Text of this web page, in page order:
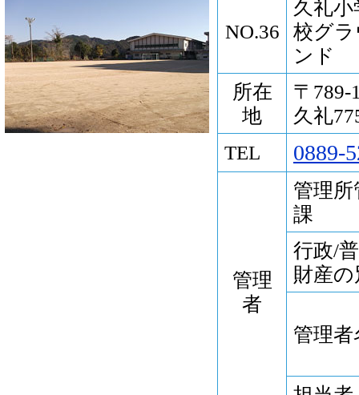
NO.36
久礼小
校グ
ンド
所在
地
〒
久礼
TEL
0889-
管理
者
管理所
課
行政/
財産の
管理者